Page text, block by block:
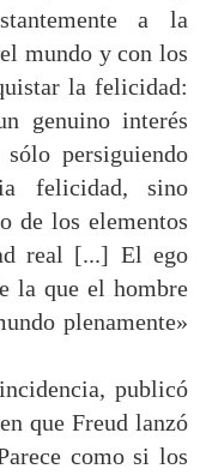
a la
mundo y con los
la felicidad:
genuino interés
persiguiendo
felicidad, sino
de los elementos
real [...] El ego
la que el hombre
plenamente»
publicó
que Freud lanzó
como si los